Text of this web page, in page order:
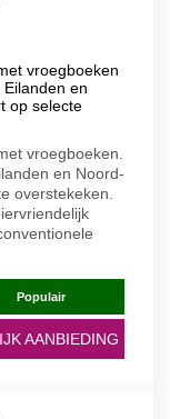
vroegboeken
en
op selecte
vroegboeken.
en Noord-
overstekeken.
Populair
AANBIEDING